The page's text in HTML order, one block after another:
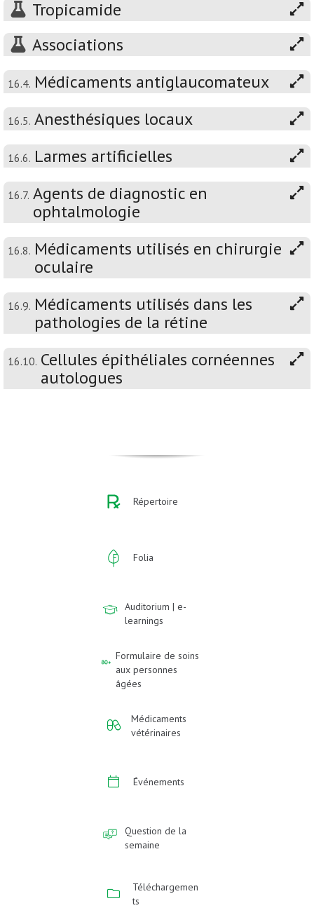
Tropicamide
Associations
16.4. Médicaments antiglaucomateux
16.5. Anesthésiques locaux
16.6. Larmes artificielles
16.7. Agents de diagnostic en
ophtalmologie
16.8. Médicaments utilisés en chirurgie
oculaire
16.9. Médicaments utilisés dans les
pathologies de la rétine
16.10. Cellules épithéliales cornéennes
autologues
Répertoire
Folia
Auditorium | e-
learnings
Formulaire de soins
aux personnes
âgées
Médicaments
vétérinaires
Événements
Question de la
semaine
Téléchargemen
ts